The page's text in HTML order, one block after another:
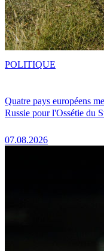
Quatre pays européens
Russie pour l'Ossétie du
07.08.2026
POLITIQUE